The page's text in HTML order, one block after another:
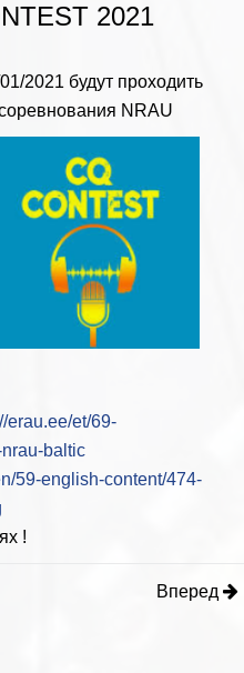
2021
2021 будут проходить
NRAU
erau.ee/et/69-
baltic
59-english-content/474-
!
Вперед